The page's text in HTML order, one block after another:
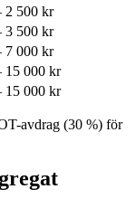
2 500 kr
3 500 kr
7 000 kr
15 000 kr
15 000 kr
avdrag (30 %) för